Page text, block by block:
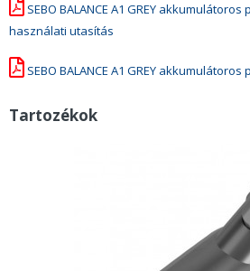
SEBO BALANCE A1 GREY
használati utasítás
SEBO BALANCE A1 GREY
Tartozékok